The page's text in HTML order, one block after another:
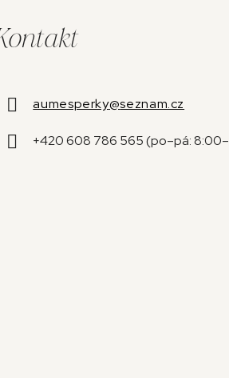
aumesperky@seznam.cz
+420 608 786 565 (po–pá: